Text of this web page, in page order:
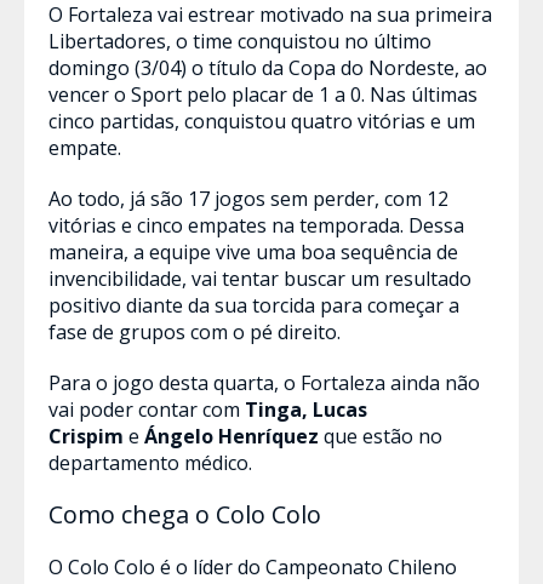
O Fortaleza vai estrear motivado na sua primeira
Libertadores, o time conquistou no último
domingo (3/04) o título da Copa do Nordeste, ao
vencer o Sport pelo placar de 1 a 0. Nas últimas
cinco partidas, conquistou quatro vitórias e um
empate.
Ao todo, já são 17 jogos sem perder, com 12
vitórias e cinco empates na temporada. Dessa
maneira, a equipe vive uma boa sequência de
invencibilidade, vai tentar buscar um resultado
positivo diante da sua torcida para começar a
fase de grupos com o pé direito.
Para o jogo desta quarta, o Fortaleza ainda não
vai poder contar com Tinga, Lucas
Crispim e Ángelo Henríquez que estão no
departamento médico.
Como chega o Colo Colo
O Colo Colo é o líder do Campeonato Chileno